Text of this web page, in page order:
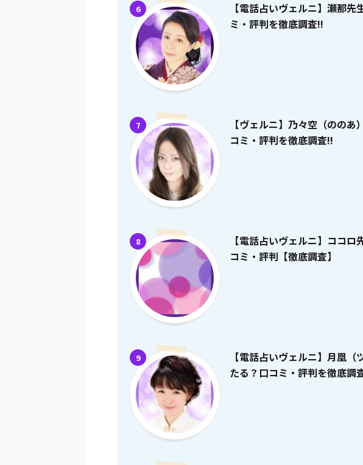
6
【電話占いヴェルニ】瀬那
ミ・評判を徹底調査!!
7
【ヴェルニ】乃々空（のの
コミ・評判を徹底調査!!
8
【電話占いヴェルニ】ココ
コミ・評判【徹底調査】
9
【電話占いヴェルニ】月凰
たる？口コミ・評判を徹底調